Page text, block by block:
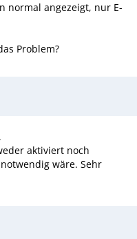
normal angezeigt, nur E-
Problem?
aktiviert noch
wäre. Sehr